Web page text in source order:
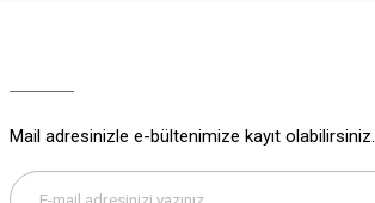
Bu ürüne benzer farklı alternatifler olmalı.
Mail adresinizle e-bültenimize kayıt olabilirsiniz.